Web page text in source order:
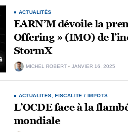
ACTUALITÉS
EARN’M dévoile la
Offering » (IMO) de
StormX
MICHEL ROBERT JANVIER 16, 2025
ACTUALITÉS ,FISCALITÉ / IMPÔTS
L’OCDE face à la
mondiale